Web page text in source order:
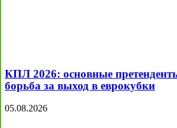
КПЛ 2026: основные
борьба за выход в еврокубки
05.08.2026